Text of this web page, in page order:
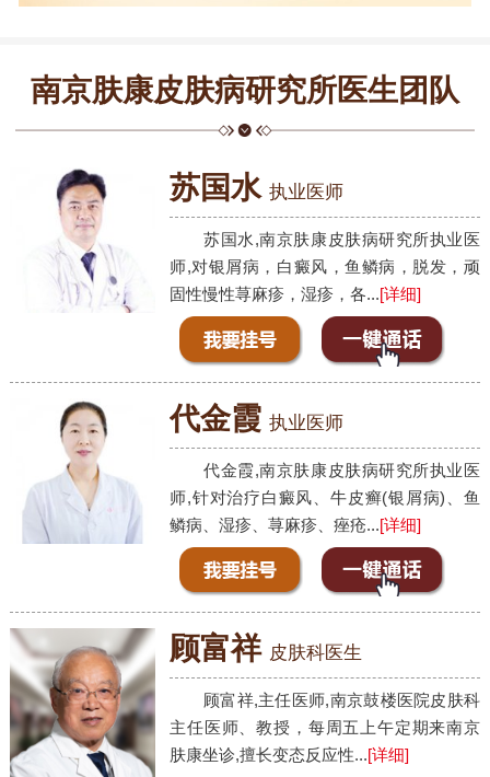
南京肤康皮肤病研究所医生团队
苏国水 执业医师
苏国水,南京肤康皮肤病研究所执业医
师,对银屑病，白癜风，鱼鳞病，脱发，顽
固性慢性荨麻疹，湿疹，各...[详细]
代金霞 执业医师
代金霞,南京肤康皮肤病研究所执业医
师,针对治疗白癜风、牛皮癣(银屑病)、鱼
鳞病、湿疹、荨麻疹、痤疮...[详细]
顾富祥 皮肤科医生
顾富祥,主任医师,南京鼓楼医院皮肤科
主任医师、教授，每周五上午定期来南京
肤康坐诊,擅长变态反应性...[详细]